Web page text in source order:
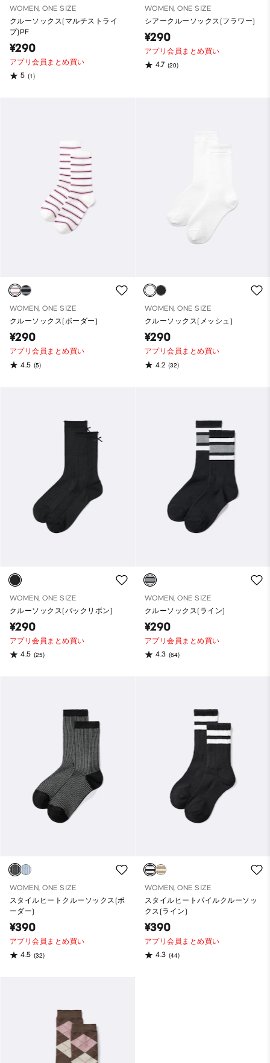
WOMEN, ONE SIZE
クルーソックス(マルチストライ
プ)PF
¥290
アプリ会員まとめ買い
5 (1)
WOMEN, ONE SIZE
シアークルーソックス(フラワー)
¥290
アプリ会員まとめ買い
4.7 (20)
WOMEN, ONE SIZE
クルーソックス(ボーダー)
¥290
アプリ会員まとめ買い
4.5 (5)
WOMEN, ONE SIZE
クルーソックス(メッシュ)
¥290
アプリ会員まとめ買い
4.2 (32)
WOMEN, ONE SIZE
クルーソックス(バックリボン)
¥290
アプリ会員まとめ買い
4.5 (25)
WOMEN, ONE SIZE
クルーソックス(ライン)
¥290
アプリ会員まとめ買い
4.3 (64)
WOMEN, ONE SIZE
スタイルヒートクルーソックス(ボ
ーダー)
¥390
アプリ会員まとめ買い
4.5 (32)
WOMEN, ONE SIZE
スタイルヒートパイルクルーソッ
クス(ライン)
¥390
アプリ会員まとめ買い
4.3 (44)